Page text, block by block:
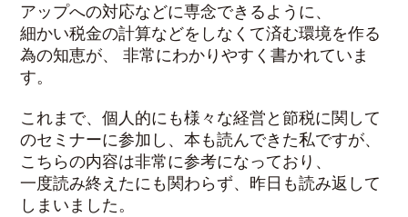
アップへの対応などに専念できるように、
細かい税金の計算などをしなくて済む環境を作る
為の知恵が、 非常にわかりやすく書かれていま
す。
これまで、個人的にも様々な経営と節税に関して
のセミナーに参加し、本も読んできた私ですが、
こちらの内容は非常に参考になっており、
一度読み終えたにも関わらず、昨日も読み返して
しまいました。